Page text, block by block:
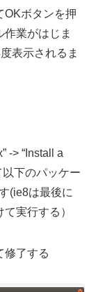
OKボタンを押
業がはじま
表示されるま
-> “Install a
下のパッケー
(ie8は最後に
実行する）
修了する